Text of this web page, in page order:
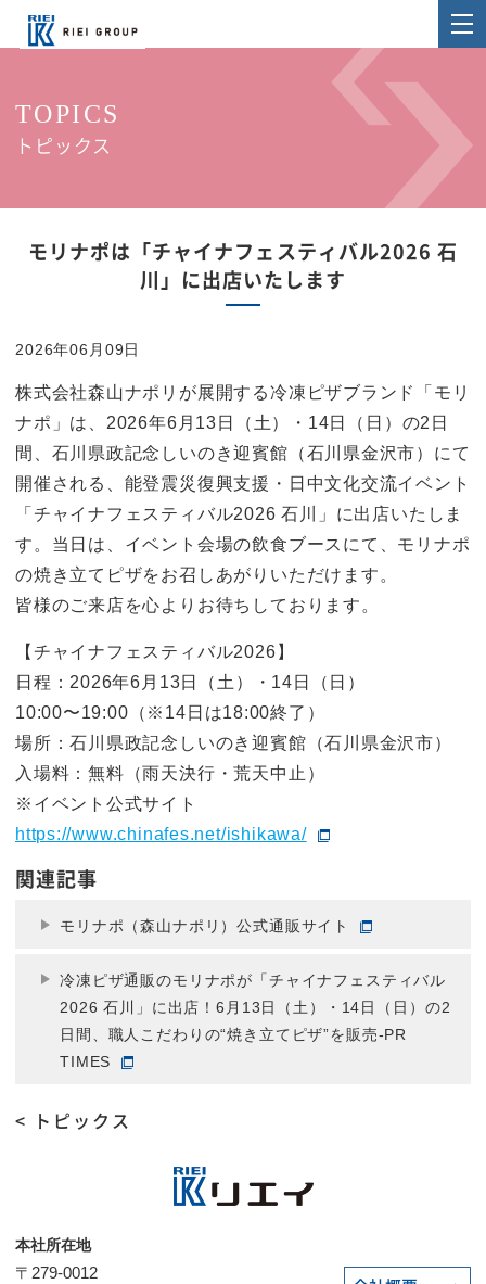
TOPICS
トピックス
モリナポは「チャイナフェスティバル2026 石
川」に出店いたします
2026年06月09日
株式会社森山ナポリが展開する冷凍ピザブランド「モリ
ナポ」は、2026年6月13日（土）・14日（日）の2日
間、石川県政記念しいのき迎賓館（石川県金沢市）にて
開催される、能登震災復興支援・日中文化交流イベント
「チャイナフェスティバル2026 石川」に出店いたしま
す。当日は、イベント会場の飲食ブースにて、モリナポ
の焼き立てピザをお召しあがりいただけます。
皆様のご来店を心よりお待ちしております。
【チャイナフェスティバル2026】
日程：2026年6月13日（土）・14日（日）
10:00〜19:00（※14日は18:00終了）
場所：石川県政記念しいのき迎賓館（石川県金沢市）
入場料：無料（雨天決行・荒天中止）
※イベント公式サイト
https://www.chinafes.net/ishikawa/
関連記事
モリナポ（森山ナポリ）公式通販サイト
冷凍ピザ通販のモリナポが「チャイナフェスティバル
2026 石川」に出店！6月13日（土）・14日（日）の2
日間、職人こだわりの“焼き立てピザ”を販売-PR
TIMES
< トピックス
本社所在地
〒279-0012